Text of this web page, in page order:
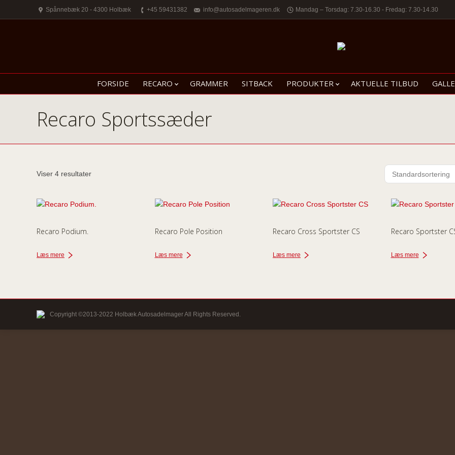
Spånnebæk 20 - 4300 Holbæk +45 59431382 info@autosadelmageren.dk Mandag – Torsdag: 7.30-16.30 - Fredag: 7.30-14.30
FORSIDE RECARO GRAMMER SITBACK PRODUKTER AKTUELLE TILBUD
Recaro Sportssæder
Viser 4 resultater
Recaro Podium.
Læs mere
Recaro Pole Position
Læs mere
Recaro Cross Sportster CS
Læs mere
Recaro Sportster
Læs mere
Copyright ©2013-2022 Holbæk Autosadelmager All Rights Reserved.